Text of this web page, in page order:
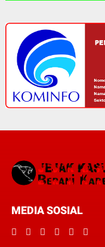
MEDIA SOSIAL